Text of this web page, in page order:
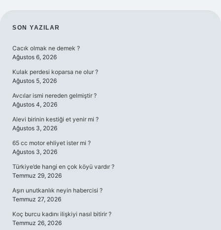
SIDEBAR
SON YAZILAR
Cacık olmak ne demek ?
Ağustos 6, 2026
Kulak perdesi koparsa ne olur ?
Ağustos 5, 2026
Avcılar ismi nereden gelmiştir ?
Ağustos 4, 2026
Alevi birinin kestiği et yenir mi ?
Ağustos 3, 2026
65 cc motor ehliyet ister mi ?
Ağustos 3, 2026
Türkiye’de hangi en çok köyü vardır ?
Temmuz 29, 2026
Aşırı unutkanlık neyin habercisi ?
Temmuz 27, 2026
Koç burcu kadını ilişkiyi nasıl bitirir ?
Temmuz 26, 2026